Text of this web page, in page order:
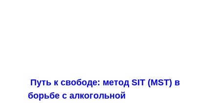
Путь к свободе: метод SIT (MST) в
борьбе с алкогольной